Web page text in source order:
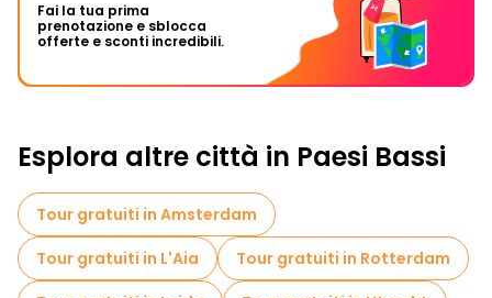
Fai la tua prima
prenotazione e sblocca
offerte e sconti incredibili.
Esplora altre città in Paesi Bassi
Tour gratuiti in Amsterdam
Tour gratuiti in L'Aia
Tour gratuiti in Rotterdam